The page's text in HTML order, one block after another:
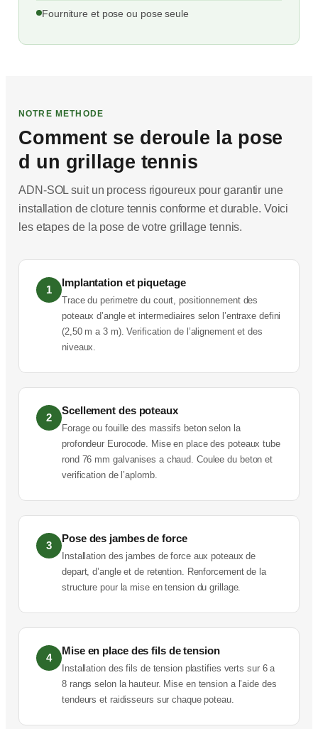
Fourniture et pose ou pose seule
NOTRE METHODE
Comment se deroule la pose
d un grillage tennis
ADN-SOL suit un process rigoureux pour garantir une
installation de cloture tennis conforme et durable. Voici
les etapes de la pose de votre grillage tennis.
1
Implantation et piquetage
Trace du perimetre du court, positionnement des
poteaux d’angle et intermediaires selon l’entraxe defini
(2,50 m a 3 m). Verification de l’alignement et des
niveaux.
2
Scellement des poteaux
Forage ou fouille des massifs beton selon la
profondeur Eurocode. Mise en place des poteaux tube
rond 76 mm galvanises a chaud. Coulee du beton et
verification de l’aplomb.
3
Pose des jambes de force
Installation des jambes de force aux poteaux de
depart, d’angle et de retention. Renforcement de la
structure pour la mise en tension du grillage.
4
Mise en place des fils de tension
Installation des fils de tension plastifies verts sur 6 a
8 rangs selon la hauteur. Mise en tension a l’aide des
tendeurs et raidisseurs sur chaque poteau.